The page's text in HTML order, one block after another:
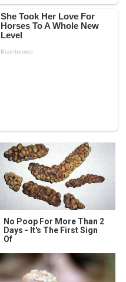
No Poop For More Than 2
Days - It's The First Sign
Of